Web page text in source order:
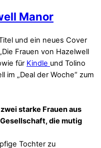
Manor
und ein neues Cover
Frauen von Hazelwell
für Kindle und Tolino
im „Deal der Woche“ zum
starke Frauen aus
die mutig
Tochter zu